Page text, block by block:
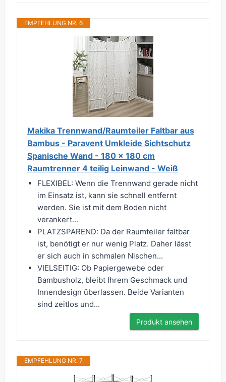
EMPFEHLUNG NR. 6
Makika Trennwand/Raumteiler Faltbar aus
Bambus - Paravent Umkleide Sichtschutz
Spanische Wand - 180 x 180 cm
Raumtrenner 4 teilig Leinwand - Weiß
FLEXIBEL: Wenn die Trennwand gerade nicht
im Einsatz ist, kann sie schnell entfernt
werden. Sie ist mit dem Boden nicht
verankert...
PLATZSPAREND: Da der Raumteiler faltbar
ist, benötigt er nur wenig Platz. Daher lässt
er sich auch in schmalen Nischen...
VIELSEITIG: Ob Papiergewebe oder
Bambusholz, bleibt Ihrem Geschmack und
Innendesign überlassen. Beide Varianten
sind zeitlos und...
Produkt ansehen
EMPFEHLUNG NR. 7